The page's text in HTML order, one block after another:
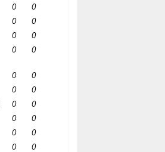
0
0
0
0
0
0
0 0
0
0
0
0
0
0
0
0
0
0
0
0